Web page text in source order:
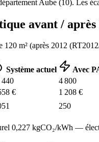
Aube (10). Les
avant /
120 m² (après 2012
Système actuel Avec
440 4 800
€ 1 208 €
250
0,227 kgCO₂/kWh —